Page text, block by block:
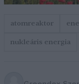
atomreaktor
nukleáris energia